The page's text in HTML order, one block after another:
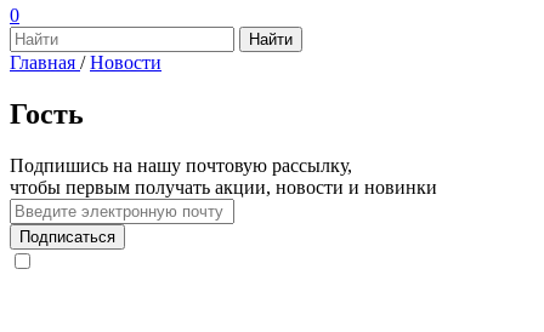
0
Главная / Новости
Гость
Подпишись на нашу почтовую рассылку,
чтобы первым получать акции, новости и новинки
Подписаться